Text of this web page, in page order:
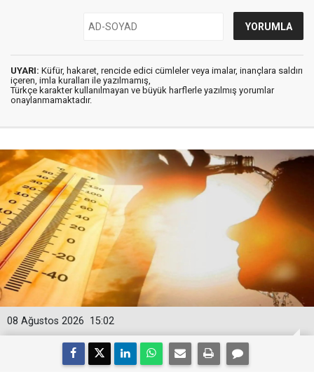
UYARI: Küfür, hakaret, rencide edici cümleler veya imalar, inançlara saldırı
içeren, imla kuralları ile yazılmamış,
Türkçe karakter kullanılmayan ve büyük harflerle yazılmış yorumlar
onaylanmamaktadır.
15:02
08 Ağustos 2026